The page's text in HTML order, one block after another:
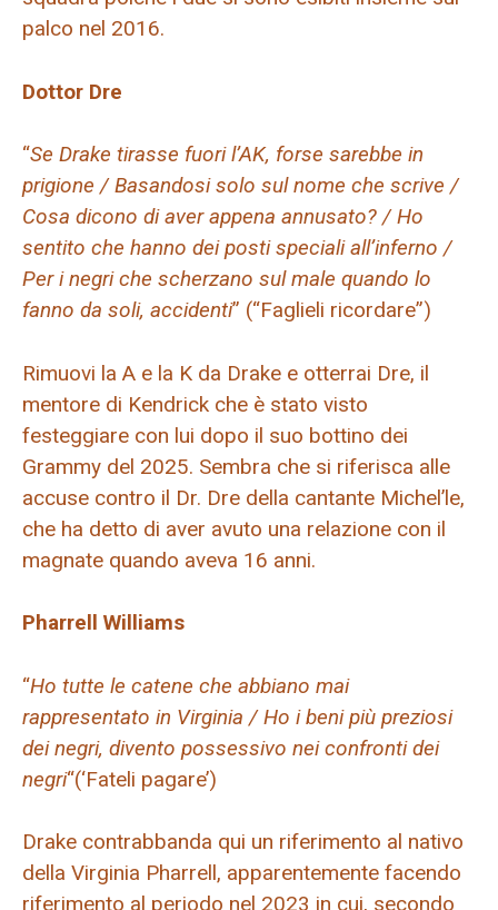
palco nel 2016.
Dottor Dre
“Se Drake tirasse fuori l’AK, forse sarebbe in
prigione / Basandosi solo sul nome che scrive /
Cosa dicono di aver appena annusato? / Ho
sentito che hanno dei posti speciali all’inferno /
Per i negri che scherzano sul male quando lo
fanno da soli, accidenti” (“Faglieli ricordare”)
Rimuovi la A e la K da Drake e otterrai Dre, il
mentore di Kendrick che è stato visto
festeggiare con lui dopo il suo bottino dei
Grammy del 2025. Sembra che si riferisca alle
accuse contro il Dr. Dre della cantante Michel’le,
che ha detto di aver avuto una relazione con il
magnate quando aveva 16 anni.
Pharrell Williams
“Ho tutte le catene che abbiano mai
rappresentato in Virginia / Ho i beni più preziosi
dei negri, divento possessivo nei confronti dei
negri“(‘Fateli pagare’)
Drake contrabbanda qui un riferimento al nativo
della Virginia Pharrell, apparentemente facendo
riferimento al periodo nel 2023 in cui, secondo